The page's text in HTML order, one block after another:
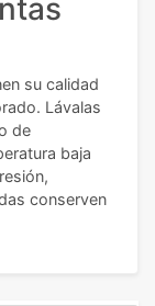
su calidad
Lávalas
de
baja
conserven